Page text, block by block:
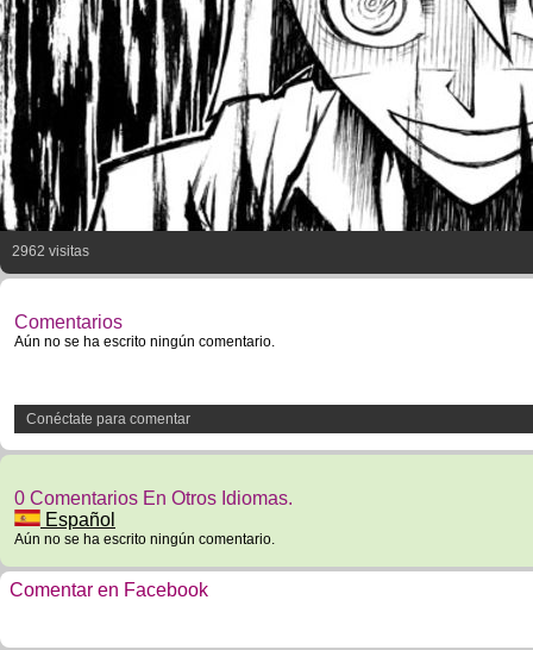
2962 visitas
Comentarios
Aún no se ha escrito ningún comentario.
Conéctate para comentar
0 Comentarios En Otros Idiomas.
Español
Aún no se ha escrito ningún comentario.
Comentar en Facebook